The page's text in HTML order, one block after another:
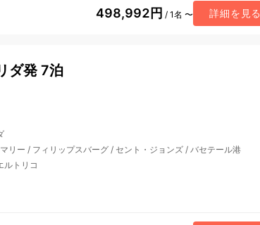
498,992円 / 1名 〜 詳細を見る
ダ発 7泊
リー / フィリップスバーグ/ セント・ジョンズ/ バセテール港
ルトリコ